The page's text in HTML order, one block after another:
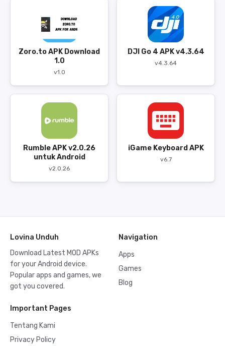
Zoro.to APK Download
1.0
v1.0
DJI Go 4 APK v4.3.64
v4.3.64
Rumble APK v2.0.26
untuk Android
v2.0.26
iGame Keyboard APK
v6.7
Lovina Unduh
Download Latest MOD APKs
for your Android device.
Popular apps and games, we
got you covered.
Navigation
Apps
Games
Blog
Important Pages
Tentang Kami
Privacy Policy